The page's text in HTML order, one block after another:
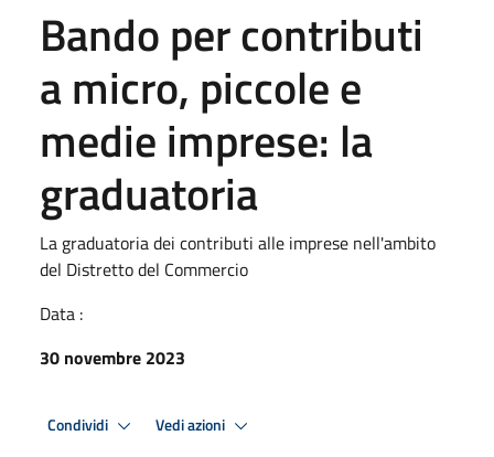
Bando per contributi
a micro, piccole e
medie imprese: la
graduatoria
La graduatoria dei contributi alle imprese nell'ambito
del Distretto del Commercio
Data :
30 novembre 2023
Condividi Vedi azioni